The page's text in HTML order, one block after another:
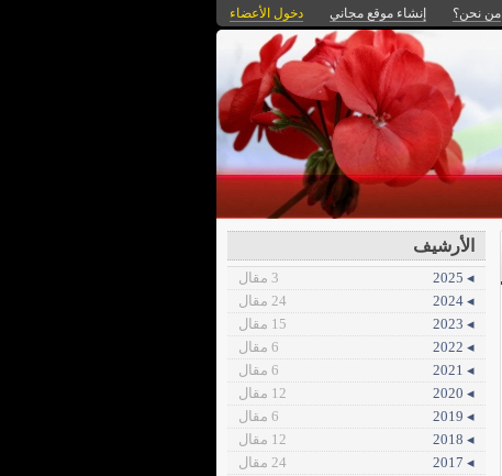
من نحن؟ إنشاء موقع مجاني دخول الأعضاء
الأرشيف
◂ 2025
3 مقال
◂ 2024
24 مقال
◂ 2023
15 مقال
◂ 2022
6 مقال
◂ 2021
6 مقال
◂ 2020
12 مقال
◂ 2019
6 مقال
◂ 2018
12 مقال
◂ 2017
24 مقال